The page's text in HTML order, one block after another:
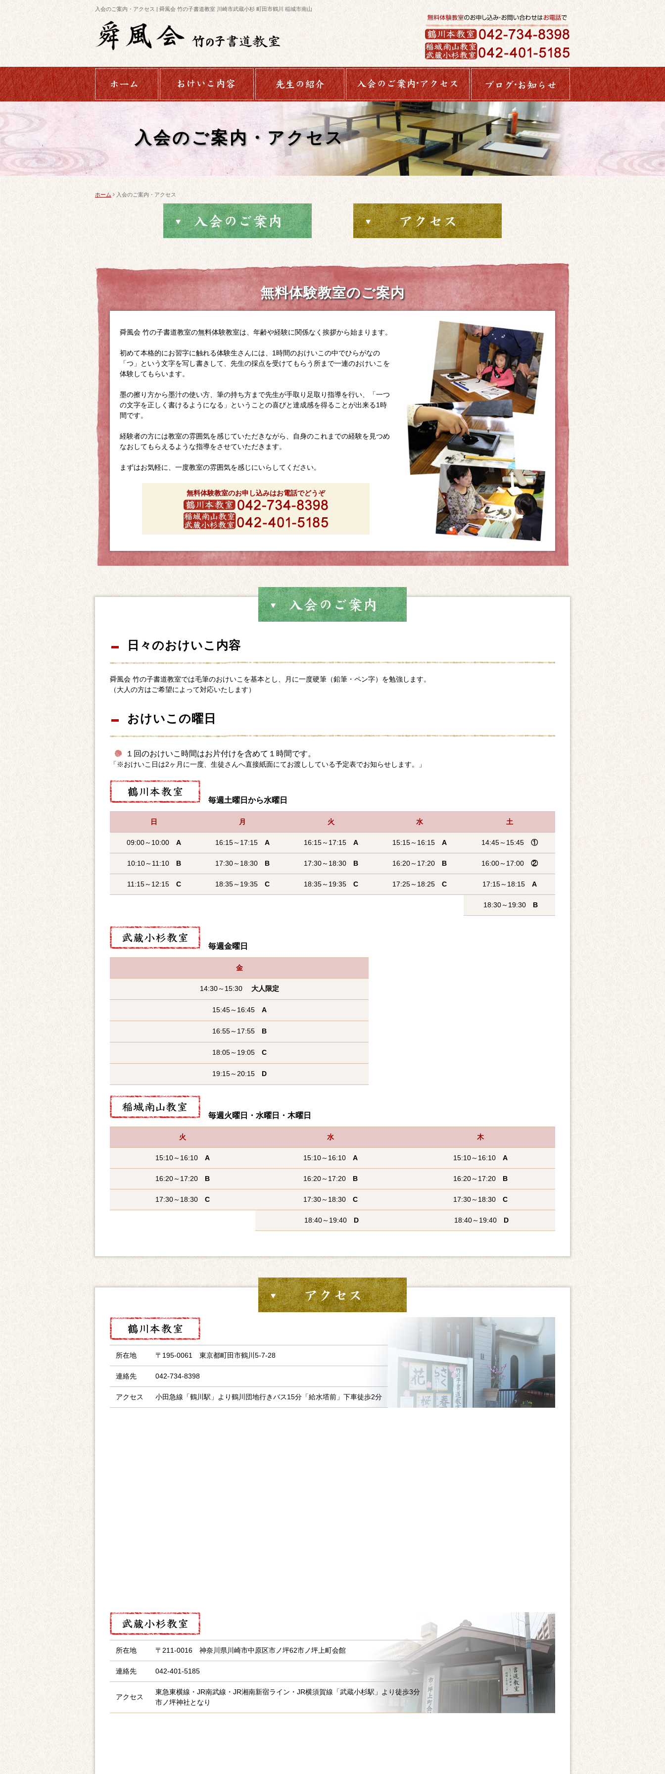
入会のご案内・アクセス | 舜風会 竹の子書道教室 川崎市武蔵小杉 町田市鶴川 稲城市南山
入会のご案内・アクセス
ホーム 入会のご案内・アクセス
無料体験教室のご案内
舜風会 竹の子書道教室の無料体験教室は、年齢や経験に関係なく挨拶から始まります。
初めて本格的にお習字に触れる体験生さんには、1時間のおけいこの中でひらがなの
「つ」という文字を写し書きして、先生の採点を受けてもらう所まで一連のおけいこを
体験してもらいます。
墨の擦り方から墨汁の使い方、筆の持ち方まで先生が手取り足取り指導を行い、「一つ
の文字を正しく書けるようになる」ということの喜びと達成感を得ることが出来る1時
間です。
経験者の方には教室の雰囲気を感じていただきながら、自身のこれまでの経験を見つめ
なおしてもらえるような指導をさせていただきます。
まずはお気軽に、一度教室の雰囲気を感じにいらしてください。
無料体験教室のお申し込みはお電話でどうぞ
日々のおけいこ内容
舜風会 竹の子書道教室では毛筆のおけいこを基本とし、月に一度硬筆（鉛筆・ペン字）を勉強します。
（大人の方はご希望によって対応いたします）
おけいこの曜日
１回のおけいこ時間はお片付けを含めて１時間です。
「※おけいこ日は2ヶ月に一度、生徒さんへ直接紙面にてお渡ししている予定表でお知らせします。」
毎週土曜日から水曜日
日 月 火 水 土
09:00～10:00 A 16:15～17:15 A 16:15～17:15 A 15:15～16:15 A 14:45～15:45 ①
10:10～11:10 B 17:30～18:30 B 17:30～18:30 B 16:20～17:20 B 16:00～17:00 ②
11:15～12:15 C 18:35～19:35 C 18:35～19:35 C 17:25～18:25 C 17:15～18:15 A
18:30～19:30 B
毎週金曜日
金
14:30～15:30 大人限定
15:45～16:45 A
16:55～17:55 B
18:05～19:05 C
19:15～20:15 D
毎週火曜日・水曜日・木曜日
火 水 木
15:10～16:10 A 15:10～16:10 A 15:10～16:10 A
16:20～17:20 B 16:20～17:20 B 16:20～17:20 B
17:30～18:30 C 17:30～18:30 C 17:30～18:30 C
18:40～19:40 D 18:40～19:40 D
所在地 〒195-0061 東京都町田市鶴川5-7-28
連絡先 042-734-8398
アクセス 小田急線「鶴川駅」より鶴川団地行きバス15分「給水塔前」下車徒歩2分
所在地 〒211-0016 神奈川県川崎市中原区市ノ坪62市ノ坪上町会館
連絡先 042-401-5185
アクセス
東急東横線・JR南武線・JR湘南新宿ライン・JR横須賀線「武蔵小杉駅」より徒歩3分
市ノ坪神社となり